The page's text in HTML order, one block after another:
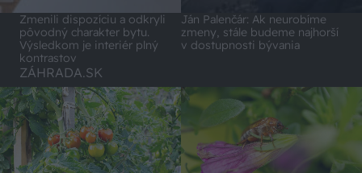
Zmenili dispozíciu a odkryli
pôvodný charakter bytu.
Výsledkom je interiér plný
kontrastov
Ján Palenčár: Ak neurobíme
zmeny, stále budeme najhorší
v dostupnosti bývania
ZÁHRADA.SK